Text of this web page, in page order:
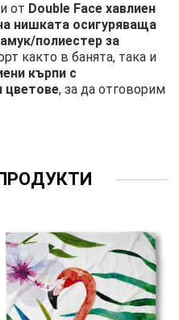
от Double Face хавлиен
нишката осигуряваща
полиестер за
както в банята, така и
кърпи с
цветове, за да отговорим